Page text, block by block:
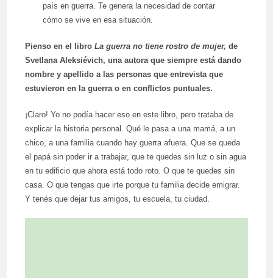
país en guerra. Te genera la necesidad de contar
cómo se vive en esa situación.
Pienso en el libroLa guerra no tiene rostro de mujer,de
Svetlana Aleksiévich, una autora que siempre está dando
nombre y apellido a las personas que entrevista que
estuvieron en la guerra o en conflictos puntuales.
¡Claro! Yo no podía hacer eso en este libro, pero trataba de
explicar la historia personal. Qué le pasa a una mamá, a un
chico, a una familia cuando hay guerra afuera. Que se queda
el papá sin poder ir a trabajar, que te quedes sin luz o sin agua
en tu edificio que ahora está todo roto. O que te quedes sin
casa. O que tengas que irte porque tu familia decide emigrar.
Y tenés que dejar tus amigos, tu escuela, tu ciudad.